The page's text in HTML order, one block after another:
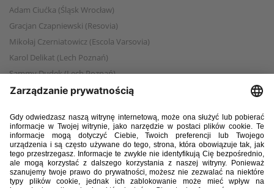
Adam Ciućka (Śląsk Wrocław)
Gracjan Czapniewski (Resovia)
Mikołaj Czerniatowicz (Escola Varsovia)
Karol Delikat (Lech Poznań)
Sammy Dudek (Lech Poznań)
Jakub Falkiewicz (Lech Poznań)
Jan Jach (FC Lausanne Sport)
Filip Karmelita (Raków Częstochowa)
Hubert Kędziora (Lech Poznań)
Mateusz Leniart (Stal Rzeszów)
Pascal Mozie (Legia Warszawa)